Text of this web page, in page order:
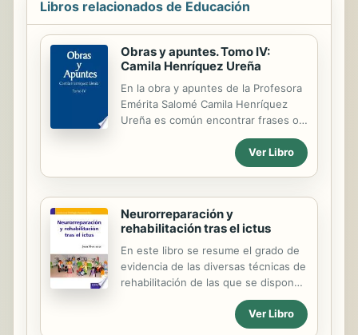
Libros relacionados de Educación
Obras y apuntes. Tomo IV:
Camila Henríquez Ureña
En la obra y apuntes de la Profesora
Emérita Salomé Camila Henríquez
Ureña es común encontrar frases o
párrafos entrecomillados o
referencias a pasajes o personajes
que luego no aparecen a pie de
correspondientes, como es
tradicional en los libros. Esto se
debe a la práctica, universalmente
válida, que siguen los profesores en
la preparación de sus clases, y que
después se aclaran en el aula,
pedagógico. Conocedora de la
ejemplar honradez intelectual y
Ver Libro
Neurorreparación y
rehabilitación tras el ictus
En este libro se resume el grado de
evidencia de las diversas técnicas de
rehabilitación de las que se dispone
en la actualidad y se reflexiona
acerca de las tendencias que
pueden constituir el tratamiento
Ver Libro